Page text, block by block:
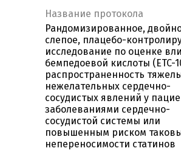
Название протокола
Рандомизированное,
слепое, плацебо-
исследование по оценке
бемпедоевой кислоты (ETC-
распространенность
нежелательных сердечно-
сосудистых явлений у
заболеваниями сердечно-
сосудистой системы или
повышенным риском
непереносимости статинов